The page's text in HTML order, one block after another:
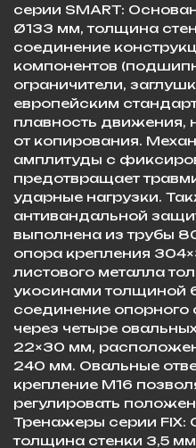
серии SMART:
Ø133 мм, толщина
соединение
компонентов
ограничители,
европейским
плавность движения,
от копирования.
амплитуды с
предотвращает
ударные нагрузки.
антивандальной
выполнена из трубы
опора крепления
листового металла
укосинами толщиной
соединение опорного
через четыре
22×30 мм,
240 мм. Овальные
крепление М16
регулировать
Тренажеры серии FIX:
толщина стенки 3,5